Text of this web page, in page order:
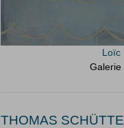
Loïc
Galerie
THOMAS